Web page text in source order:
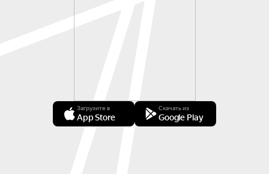
Загрузите в
App Store
Скачать из
Google Play